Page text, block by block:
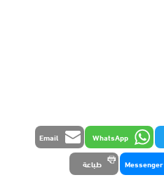
WhatsApp
Email
Messenger طباعة